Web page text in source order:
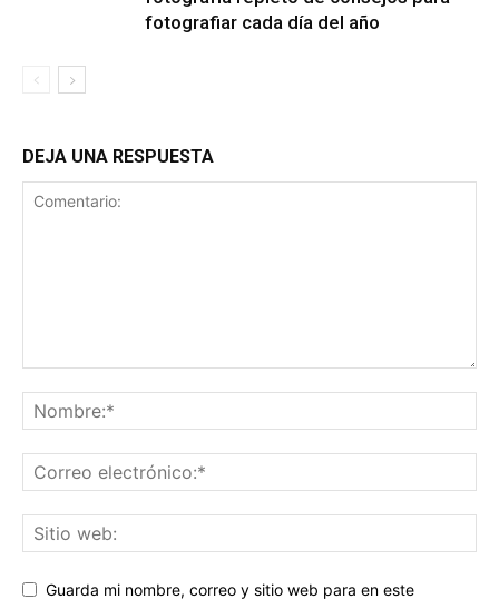
fotografiar cada día del año
DEJA UNA RESPUESTA
Guarda mi nombre, correo y sitio web para en este